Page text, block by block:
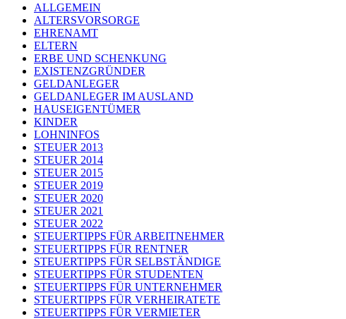
ALLGEMEIN
ALTERSVORSORGE
EHRENAMT
ELTERN
ERBE UND SCHENKUNG
EXISTENZGRÜNDER
GELDANLEGER
GELDANLEGER IM AUSLAND
HAUSEIGENTÜMER
KINDER
LOHNINFOS
STEUER 2013
STEUER 2014
STEUER 2015
STEUER 2019
STEUER 2020
STEUER 2021
STEUER 2022
STEUERTIPPS FÜR ARBEITNEHMER
STEUERTIPPS FÜR RENTNER
STEUERTIPPS FÜR SELBSTÄNDIGE
STEUERTIPPS FÜR STUDENTEN
STEUERTIPPS FÜR UNTERNEHMER
STEUERTIPPS FÜR VERHEIRATETE
STEUERTIPPS FÜR VERMIETER